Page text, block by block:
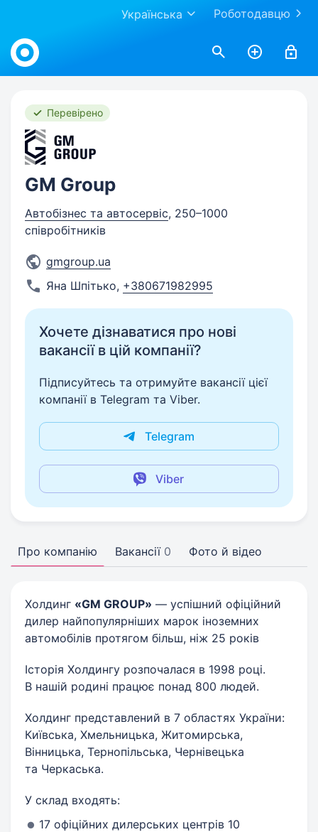
Роботодавцю
Українська
Work.ua
Перевірено
GM Group
Автобізнес та автосервіс, 250–1000
співробітників
gmgroup.ua
Яна Шпітько, +380671982995
Хочете дізнаватися про нові
вакансії в цій компанії?
Підписуйтесь та отримуйте вакансії цієї
компанії в Telegram та Viber.
Telegram
Viber
Про компанію Вакансії 0 Фото й відео
Холдинг «GM GROUP» — успішний офіційний
дилер найпопулярніших марок іноземних
автомобілів протягом більш, ніж 25 років
Історія Холдингу розпочалася в 1998 році.
В нашій родині працює понад 800 людей.
Холдинг представлений в 7 областях України:
Київська, Хмельницька, Житомирська,
Вінницька, Тернопільська, Чернівецька
та Черкаська.
У склад входять:
17 офіційних дилерських центрів 10